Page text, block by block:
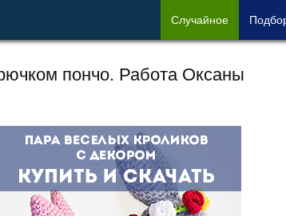
пончо. Работа Оксаны
Случайное Под